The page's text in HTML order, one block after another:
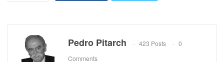
Pedro Pitarch 423 Posts
0
Comments